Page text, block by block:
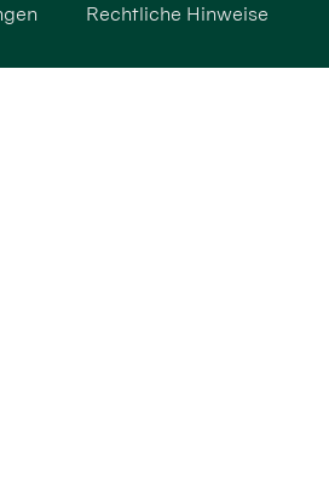
Rechtliche Hinweise